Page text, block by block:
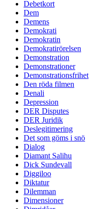
Debetkort
Dem
Demens
Demokrati
Demokratin
Demokratirörelsen
Demonstration
Demonstrationer
Demonstrationsfrihet
Den röda filmen
Denali
Depression
DER Disputes
DER Juridik
Deslegitimering
Det som göms i snö
Dialog
Diamant Salihu
Dick Sundevall
Diggiloo
Diktatur
Dilemman
Dimensioner